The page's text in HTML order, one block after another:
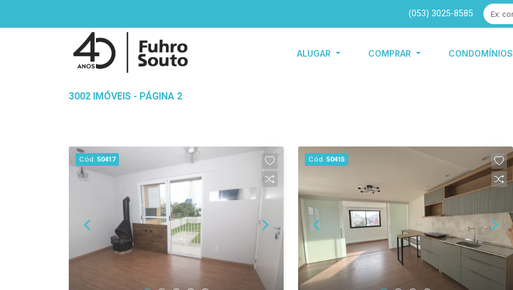
(053) 3025-8585
ALUGAR COMPRAR CONDOMÍNIOS
3002 IMÓVEIS - PÁGINA 2
Cód. 50417 Cód. 50415